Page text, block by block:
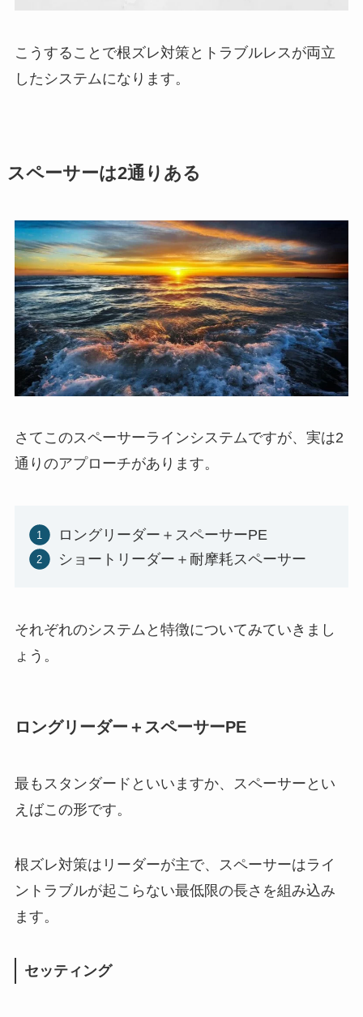
こうすることで根ズレ対策とトラブルレスが両立
したシステムになります。
スペーサーは2通りある
さてこのスペーサーラインシステムですが、実は2
通りのアプローチがあります。
ロングリーダー＋スペーサーPE
ショートリーダー＋耐摩耗スペーサー
それぞれのシステムと特徴についてみていきまし
ょう。
ロングリーダー＋スペーサーPE
最もスタンダードといいますか、スペーサーとい
えばこの形です。
根ズレ対策はリーダーが主で、スペーサーはライ
ントラブルが起こらない最低限の長さを組み込み
ます。
セッティング